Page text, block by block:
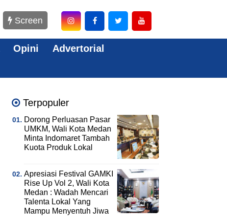
Screen
Opini
Advertorial
Terpopuler
Dorong Perluasan Pasar
UMKM, Wali Kota Medan
Minta Indomaret Tambah
Kuota Produk Lokal
Apresiasi Festival GAMKI
Rise Up Vol 2, Wali Kota
Medan : Wadah Mencari
Talenta Lokal Yang
Mampu Menyentuh Jiwa